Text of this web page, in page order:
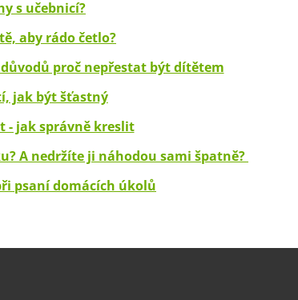
s učebnicí?
aby rádo četlo?
proč nepřestat být dítětem
jak být šťastný
- jak správně kreslit
A nedržíte ji náhodou sami špatně?
psaní domácích úkolů